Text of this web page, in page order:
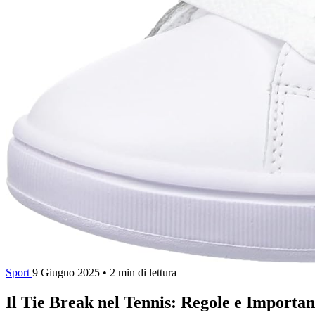
Sport 9 Giugno 2025 • 2 min di lettura
Il Tie Break nel Tennis: Regole e